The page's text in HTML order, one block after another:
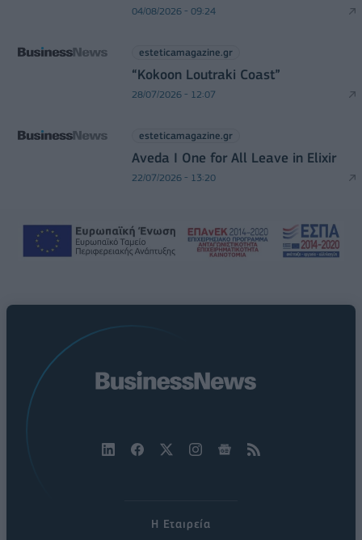
04/08/2026 - 09:24
esteticamagazine.gr
“Kokoon Loutraki Coast”
28/07/2026 - 12:07
esteticamagazine.gr
Aveda I One for All Leave in Elixir
22/07/2026 - 13:20
Η Εταιρεία